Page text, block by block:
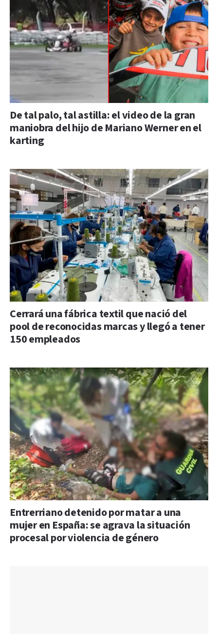
De tal palo, tal astilla: el video de la gran
maniobra del hijo de Mariano Werner en el
karting
Cerrará una fábrica textil que nació del
pool de reconocidas marcas y llegó a tener
150 empleados
Entrerriano detenido por matar a una
mujer en España: se agrava la situación
procesal por violencia de género